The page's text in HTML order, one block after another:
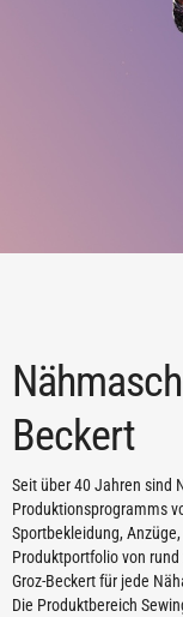
Beckert
Seit über 40 Jahren sind
Produktionsprogramms
Sportbekleidung,
Produktportfolio von
Groz-Beckert für jede
Die Produktbereich